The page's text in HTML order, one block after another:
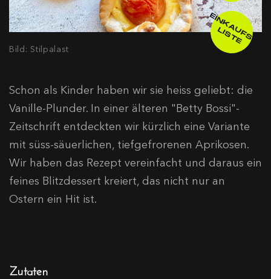
Bild: Stilpalast
E
IN
K
A
U
F
S
-
L
IS
T
E
Schon als Kinder haben wir sie heiss geliebt: die
Vanille-Plunder. In einer älteren "Betty Bossi"-
Zeitschrift entdeckten wir kürzlich eine Variante
mit süss-säuerlichen, tiefgefrorenen Aprikosen.
Wir haben das Rezept vereinfacht und daraus ein
feines Blitzdessert kreiert, das nicht nur an
Ostern ein Hit ist.
Zutaten